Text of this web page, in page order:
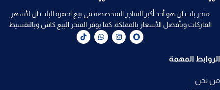
متجر بلت إن هو أحد أكبر المتاجر المتخصصة في بيع اجهزة البلت ان لأشهر
الماركات وبأفضل الأسعار بالمملكة، كما يوفر المتجر البيع كاش وبالتقسيط
الروابط المهمة
من نحن